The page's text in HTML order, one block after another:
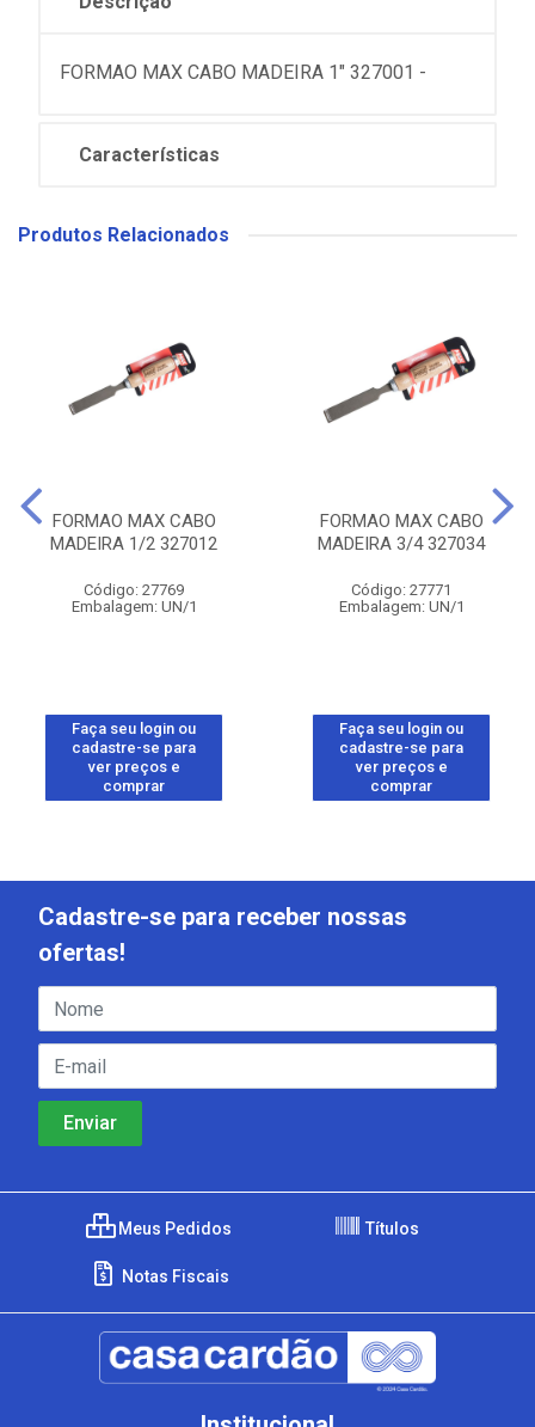
FORMAO MAX CABO MADEIRA 1" 327001 -
Características
Produtos Relacionados
FORMAO MAX CABO
MADEIRA 1/2 327012
Código: 27769
Embalagem: UN/1
Faça seu login ou
cadastre-se para
ver preços e
comprar
FORMAO MAX CABO
MADEIRA 3/4 327034
Código: 27771
Embalagem: UN/1
Faça seu login ou
cadastre-se para
ver preços e
comprar
Cadastre-se para receber nossas
ofertas!
Meus Pedidos Títulos
Notas Fiscais